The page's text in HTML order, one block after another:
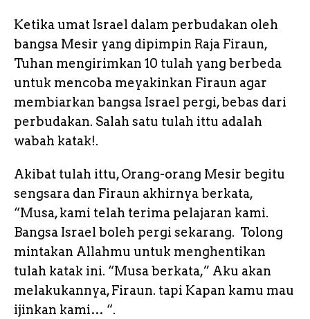
Ketika umat Israel dalam perbudakan oleh
bangsa Mesir yang dipimpin Raja Firaun,
Tuhan mengirimkan 10 tulah yang berbeda
untuk mencoba meyakinkan Firaun agar
membiarkan bangsa Israel pergi, bebas dari
perbudakan. Salah satu tulah ittu adalah
wabah katak!.
Akibat tulah ittu, Orang-orang Mesir begitu
sengsara dan Firaun akhirnya berkata,
“Musa, kami telah terima pelajaran kami.
Bangsa Israel boleh pergi sekarang. Tolong
mintakan Allahmu untuk menghentikan
tulah katak ini. “Musa berkata,” Aku akan
melakukannya, Firaun. tapi Kapan kamu mau
ijinkan kami… “.